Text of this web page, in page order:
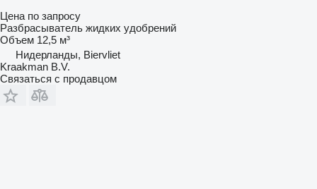
Цена по запросу
Разбрасыватель жидких удобрений
Объем 12,5 м³
Нидерланды, Biervliet
Kraakman B.V.
Связаться с продавцом